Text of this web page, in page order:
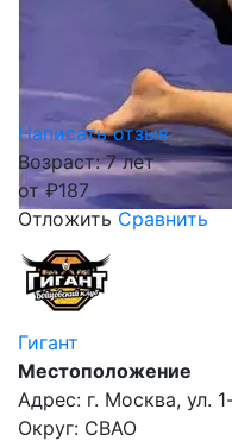
Написать отзыв
Возраст: 7 лет
от₽187
Отложить Сравнить
Гигант
Местоположение
Адрес: г. Москва, ул.
Округ: СВАО